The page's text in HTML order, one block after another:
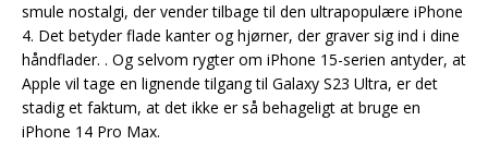
smule nostalgi, der vender tilbage til den ultrapopulære iPhone
4. Det betyder flade kanter og hjørner, der graver sig ind i dine
håndflader. . Og selvom rygter om iPhone 15-serien antyder, at
Apple vil tage en lignende tilgang til Galaxy S23 Ultra, er det
stadig et faktum, at det ikke er så behageligt at bruge en
iPhone 14 Pro Max.